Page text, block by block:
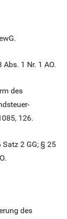
1 Nr. 1 AO.
des
126.
Satz 2 GG; § 25
des